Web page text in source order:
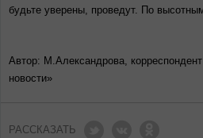
будьте уверены, проведут. По
Автор: М.Александрова, корреспондент
новости»
РАССКАЗАТЬ